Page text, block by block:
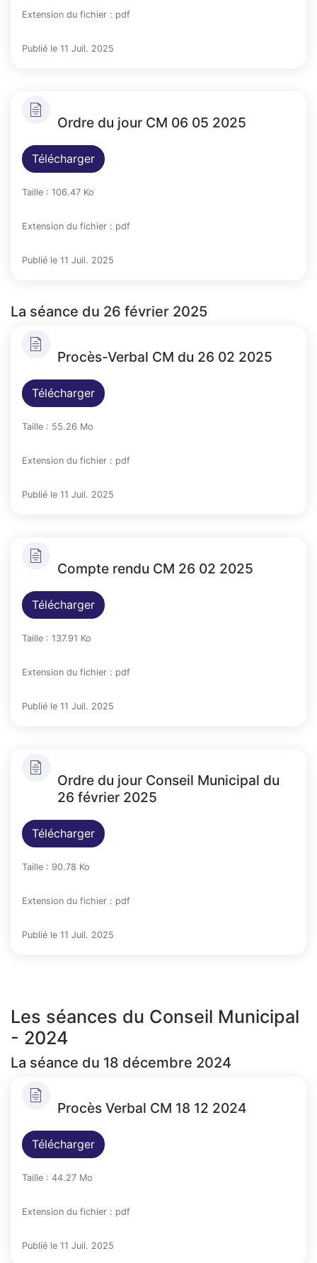
Extension du fichier : pdf
Publié le 11 Juil. 2025
Ordre du jour CM 06 05 2025
Télécharger
Taille : 106.47 Ko
Extension du fichier : pdf
Publié le 11 Juil. 2025
La séance du 26 février 2025
Procès-Verbal CM du 26 02 2025
Télécharger
Taille : 55.26 Mo
Extension du fichier : pdf
Publié le 11 Juil. 2025
Compte rendu CM 26 02 2025
Télécharger
Taille : 137.91 Ko
Extension du fichier : pdf
Publié le 11 Juil. 2025
Ordre du jour Conseil Municipal du
26 février 2025
Télécharger
Taille : 90.78 Ko
Extension du fichier : pdf
Publié le 11 Juil. 2025
Les séances du Conseil Municipal
- 2024
La séance du 18 décembre 2024
Procès Verbal CM 18 12 2024
Télécharger
Taille : 44.27 Mo
Extension du fichier : pdf
Publié le 11 Juil. 2025